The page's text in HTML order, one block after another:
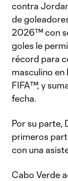
contra
de
2026™ con
goles le
récord para
masculino en
FIFA™, y
fecha.
Por su parte,
primeros
con una
Cabo Verde